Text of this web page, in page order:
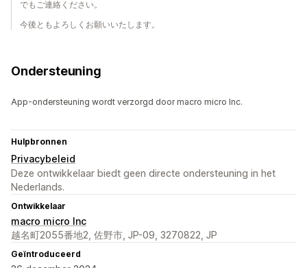
でもご連絡ください。
今後ともよろしくお願いいたします。
Ondersteuning
App-ondersteuning wordt verzorgd door macro micro Inc.
Hulpbronnen
Privacybeleid
Deze ontwikkelaar biedt geen directe ondersteuning in het
Nederlands.
Ontwikkelaar
macro micro Inc
越名町2055番地2, 佐野市, JP-09, 3270822, JP
Geïntroduceerd